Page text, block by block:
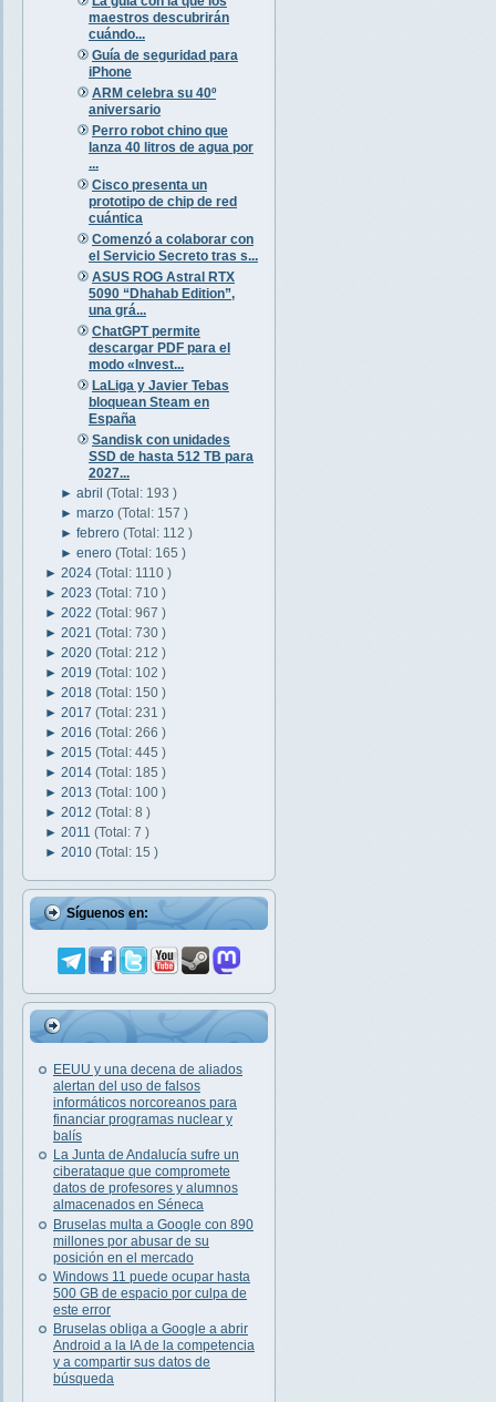
maestros descubrirán
cuándo...
Guía de seguridad para
iPhone
ARM celebra su 40º
aniversario
Perro robot chino que
lanza 40 litros de agua por
...
Cisco presenta un
prototipo de chip de red
cuántica
Comenzó a colaborar con
el Servicio Secreto tras s...
ASUS ROG Astral RTX
5090 “Dhahab Edition”,
una grá...
ChatGPT permite
descargar PDF para el
modo «Invest...
LaLiga y Javier Tebas
bloquean Steam en
España
Sandisk con unidades
SSD de hasta 512 TB para
2027...
►abril(Total: 193 )
►marzo(Total: 157 )
►febrero(Total: 112 )
►enero(Total: 165 )
► 2024 (Total: 1110 )
► 2023 (Total: 710 )
► 2022 (Total: 967 )
► 2021 (Total: 730 )
► 2020 (Total: 212 )
► 2019 (Total: 102 )
► 2018 (Total: 150 )
► 2017 (Total: 231 )
► 2016 (Total: 266 )
► 2015 (Total: 445 )
► 2014 (Total: 185 )
► 2013 (Total: 100 )
► 2012 (Total: 8 )
► 2011 (Total: 7 )
► 2010 (Total: 15 )
Síguenos en:
EEUU y una decena de aliados
alertan del uso de falsos
informáticos norcoreanos para
financiar programas nuclear y
balís
La Junta de Andalucía sufre un
ciberataque que compromete
datos de profesores y alumnos
almacenados en Séneca
Bruselas multa a Google con 890
millones por abusar de su
posición en el mercado
Windows 11 puede ocupar hasta
500 GB de espacio por culpa de
este error
Bruselas obliga a Google a abrir
Android a la IA de la competencia
y a compartir sus datos de
búsqueda